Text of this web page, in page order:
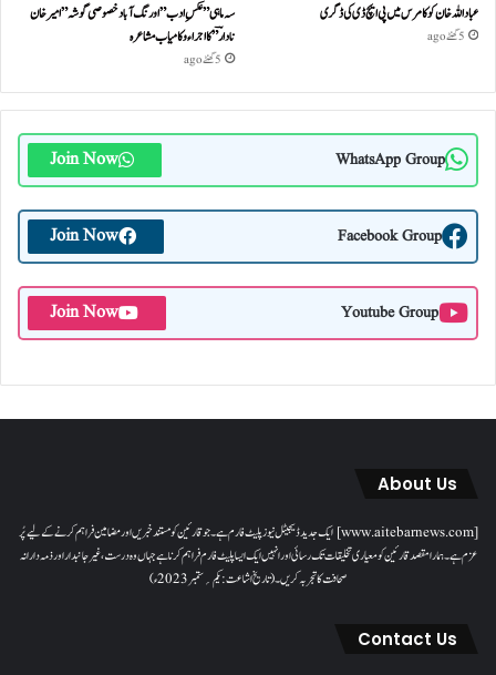
عباداللہ خان کو کامرس میں پی ایچ ڈی کی ڈگری
5 گھنٹے ago
سہ ماہی ” عکسِ ادب” اورنگ آباد خصوصی گو شہ ” امیر خان
نادا رؔ ” کا اجراء و کامیاب مشا عر ہ
5 گھنٹے ago
WhatsApp Group
Join Now
Facebook Group
Join Now
Youtube Group
Join Now
About Us
[www.aitebarnews.com] ایک جدید ڈیجیٹل نیوز پلیٹ فارم ہے۔ جو قارئین کو مستند خبریں اور مضامین فراہم کرنے کے لیے پُر
عزم ہے۔ ہمارا مقصدقارئین کو معیاری تخلیقات تک رسائی اور انہیں ایک ایسا پلیٹ فارم فراہم کرنا ہے جہاں وہ درست، غیر جانبدار اور ذمہ دارانہ
صحافت کا تجربہ کریں۔( تاریخ اشاعت : یکم؍ ستمبر 2023ء)
Contact Us